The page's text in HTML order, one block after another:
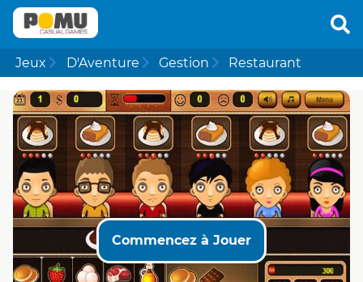
Jeux D'Aventure Gestion Restaurant
Commencez à Jouer